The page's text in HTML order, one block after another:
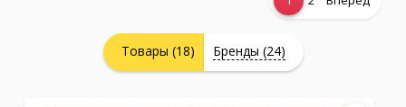
Личный кабинет
Товары (18) Бренды (24)